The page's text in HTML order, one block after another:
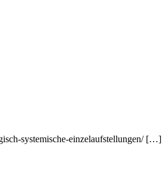
systemische-einzelaufstellungen/ […]